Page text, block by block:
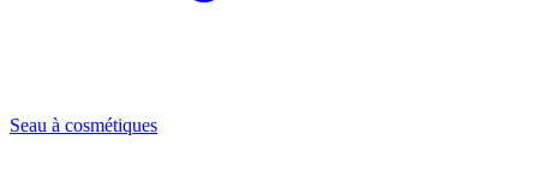
Seau à cosmétiques